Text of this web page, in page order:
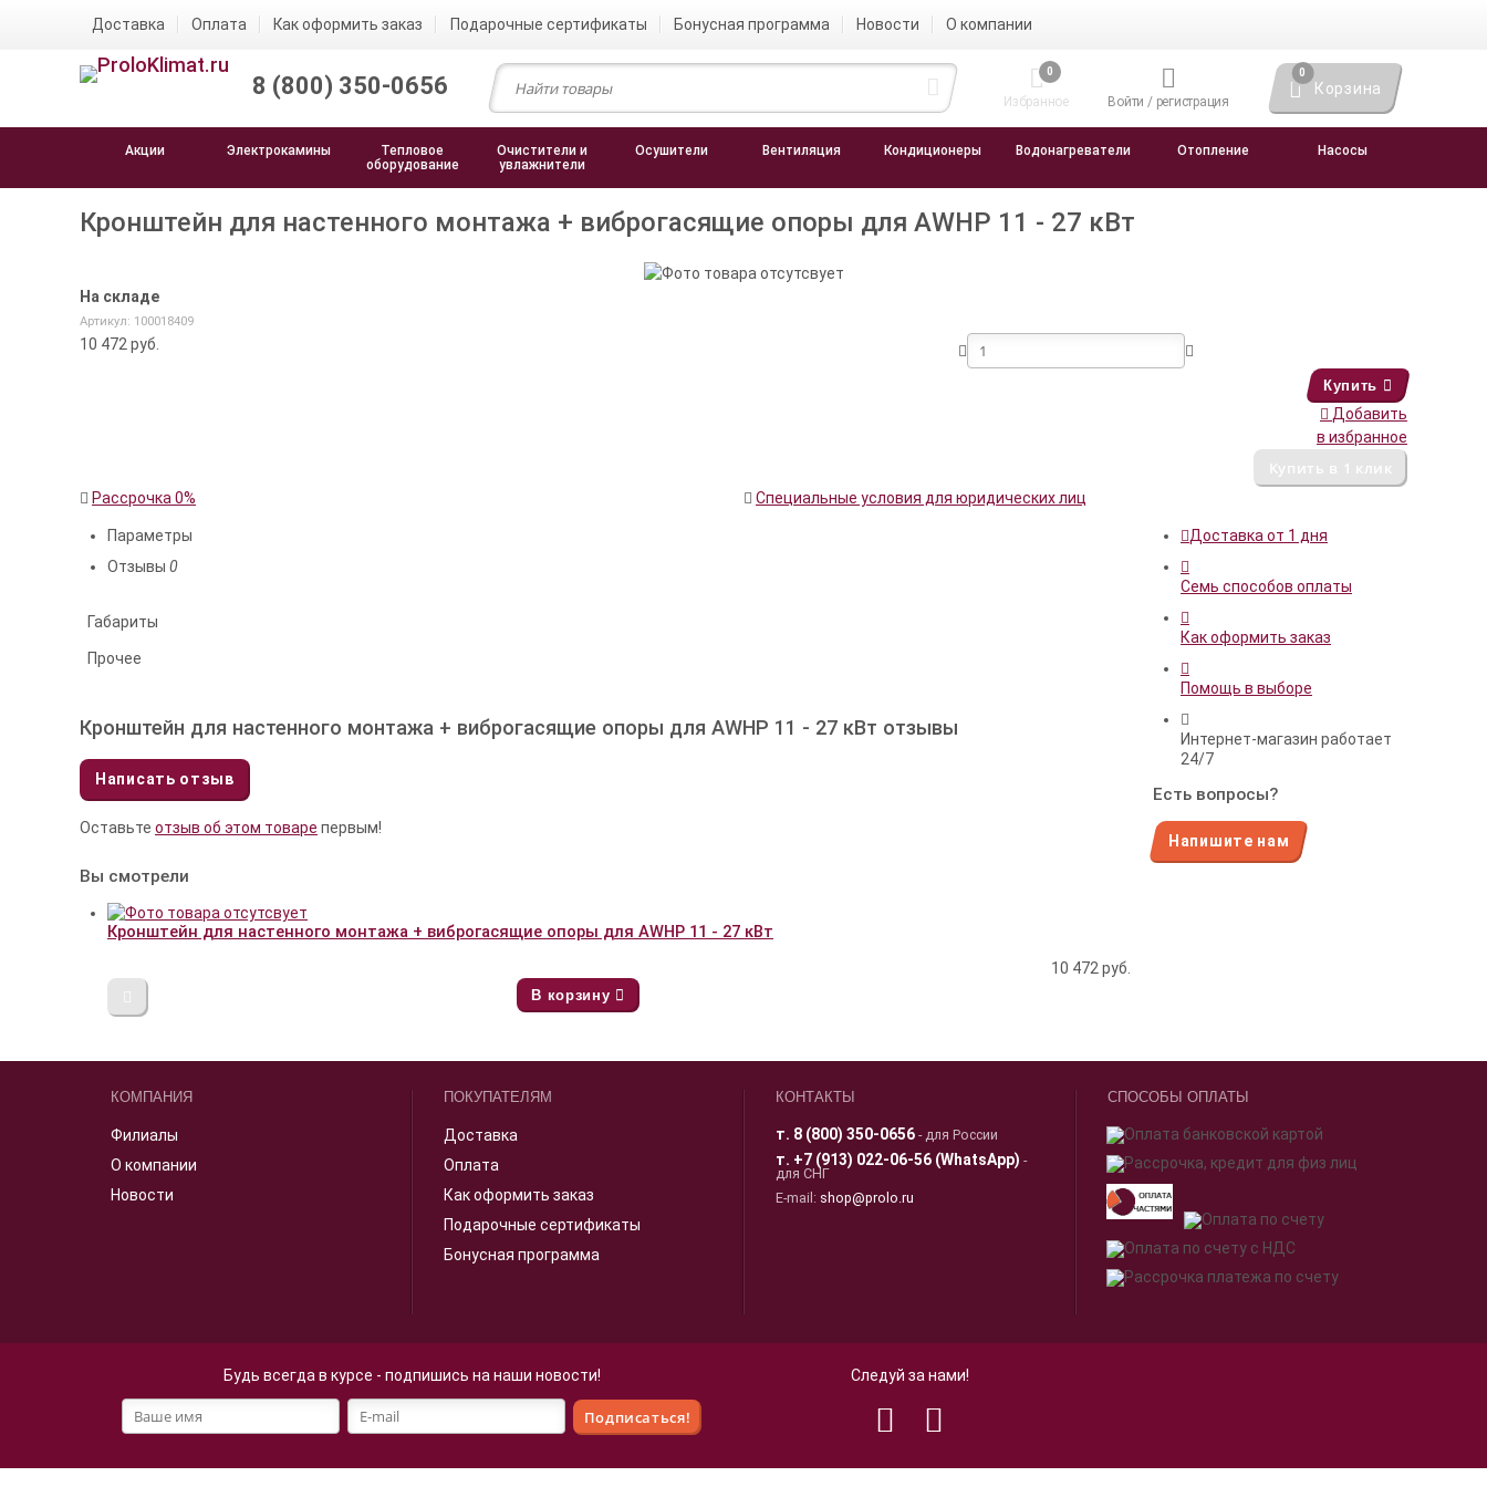
Доставка Оплата Как оформить заказ Подарочные сертификаты Бонусная программа Новости О компании
8 (800) 350-0656
0
Избранное Войти / регистрация
0
Корзина
Акции Электрокамины
Тепловое
оборудование
Очистители и
увлажнители
Осушители Вентиляция Кондиционеры Водонагреватели Отопление Насосы
Кронштейн для настенного монтажа + виброгасящие опоры для AWHP 11 - 27 кВт
На складе
Артикул: 100018409
10 472 руб.
Купить
Добавить
в избранное
Рассрочка 0% Специальные условия для юридических лиц
Доставка от 1 дня
Семь способов оплаты
Как оформить заказ
Помощь в выборе
Интернет-магазин работает
24/7
Есть вопросы?
Напишите нам
Параметры
Отзывы 0
Габариты
Прочее
Кронштейн для настенного монтажа + виброгасящие опоры для AWHP 11 - 27 кВт отзывы
Написать отзыв
Оставьте отзыв об этом товаре первым!
Вы смотрели
Кронштейн для настенного монтажа + виброгасящие опоры для AWHP 11 - 27 кВт
10 472 руб.
В корзину
КОМПАНИЯ
Филиалы
О компании
Новости
ПОКУПАТЕЛЯМ
Доставка
Оплата
Как оформить заказ
Подарочные сертификаты
Бонусная программа
КОНТАКТЫ
т. 8 (800) 350-0656 - для России
т. +7 (913) 022-06-56 (WhatsApp) -
для СНГ
E-mail: shop@prolo.ru
СПОСОБЫ ОПЛАТЫ
Будь всегда в курсе - подпишись на наши новости! Следуй за нами!